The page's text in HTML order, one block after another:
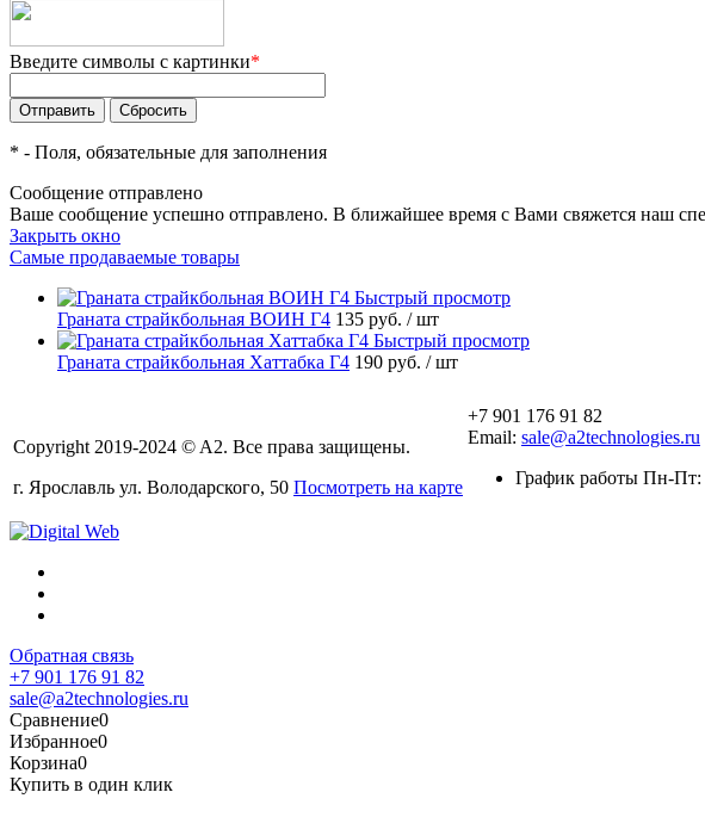
Введите символы с картинки*
* - Поля, обязательные для заполнения
Сообщение отправлено
Ваше сообщение успешно отправлено. В ближайшее время с Вами свяжется наш
Закрыть окно
Самые продаваемые товары
Быстрый просмотр
Граната страйкбольная ВОИН Г4 135 руб. / шт
Быстрый просмотр
Граната страйкбольная Хаттабка Г4 190 руб. / шт
Copyright 2019-2024 © A2. Все права защищены.
г. Ярославль ул. Володарского, 50 Посмотреть на карте
+7 901 176 91 82
Email: sale@a2technologies.ru
График работы Пн-
Обратная связь
+7 901 176 91 82
sale@a2technologies.ru
Сравнение0
Избранное0
Корзина0
Купить в один клик